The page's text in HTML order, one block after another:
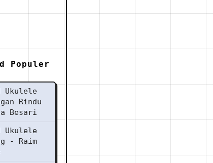
Populer
Ukulele
Rindu
Besari
Ukulele
- Raim